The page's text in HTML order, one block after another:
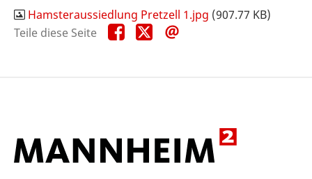
Hamsteraussiedlung Pretzell 1.jpg (907.77 KB)
Teile diese Seite
Teile
diese
Teile
diese